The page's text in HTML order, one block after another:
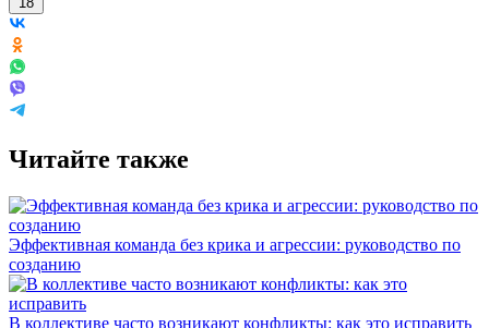
Читайте также
Эффективная команда без крика и агрессии: руководство по
созданию
В коллективе часто возникают конфликты: как это исправить